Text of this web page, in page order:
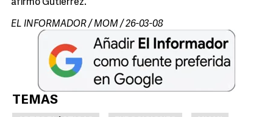
afirmó Gutiérrez.
EL INFORMADOR / MOM / 26-03-08
TEMAS